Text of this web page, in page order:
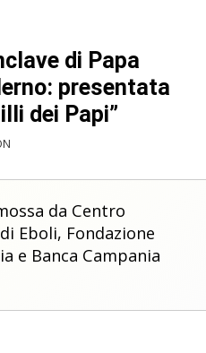
di Papa
presentata
dei Papi”
da Centro
Eboli, Fondazione
e Banca Campania